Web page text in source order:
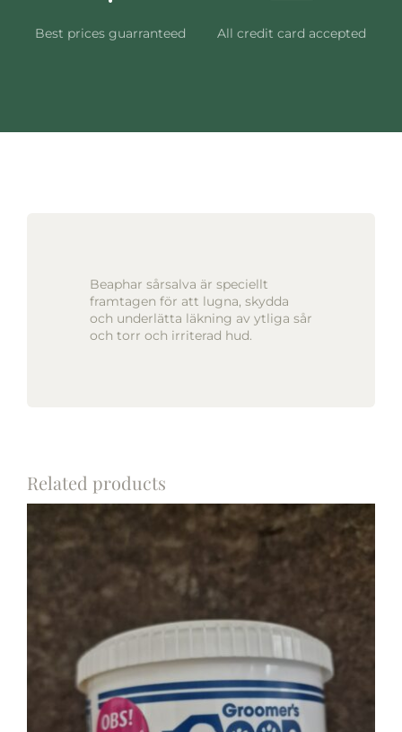
Best prices guarranteed All credit card accepted
Beaphar sårsalva är speciellt
framtagen för att lugna, skydda
och underlätta läkning av ytliga sår
och torr och irriterad hud.
Related products